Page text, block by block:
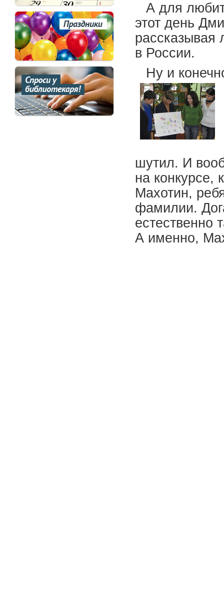
А для
этот день
рассказывая
в России.
Ну и
шутил. И
на конкурсе,
Махотин,
фамилии.
естественно
А именно,